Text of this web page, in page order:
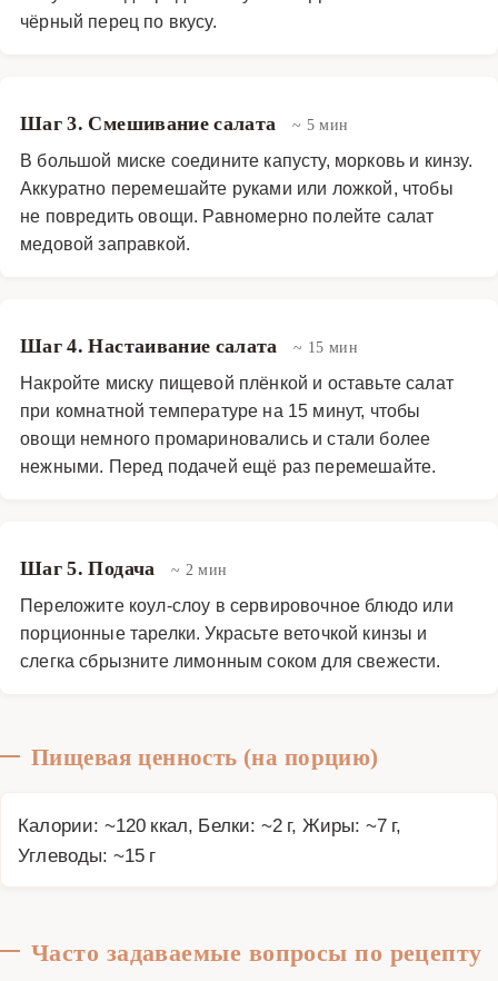
чёрный перец по вкусу.
Шаг 3. Смешивание салата ~ 5 мин
В большой миске соедините капусту, морковь и кинзу.
Аккуратно перемешайте руками или ложкой, чтобы
не повредить овощи. Равномерно полейте салат
медовой заправкой.
Шаг 4. Настаивание салата ~ 15 мин
Накройте миску пищевой плёнкой и оставьте салат
при комнатной температуре на 15 минут, чтобы
овощи немного промариновались и стали более
нежными. Перед подачей ещё раз перемешайте.
Шаг 5. Подача ~ 2 мин
Переложите коул-слоу в сервировочное блюдо или
порционные тарелки. Украсьте веточкой кинзы и
слегка сбрызните лимонным соком для свежести.
Пищевая ценность (на порцию)
Калории: ~120 ккал, Белки: ~2 г, Жиры: ~7 г,
Углеводы: ~15 г
Часто задаваемые вопросы по рецепту